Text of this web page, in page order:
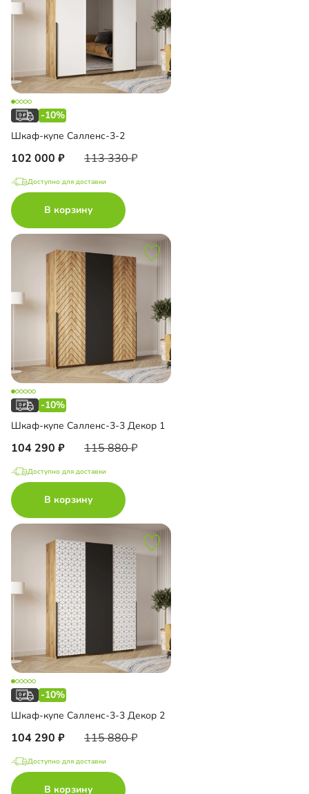
-10%
Шкаф-купе Салленс-3-2
102 000 113 330
Доступно для доставки
В корзину
-10%
Шкаф-купе Салленс-3-3 Декор 1
104 290 115 880
Доступно для доставки
В корзину
-10%
Шкаф-купе Салленс-3-3 Декор 2
104 290 115 880
Доступно для доставки
В корзину